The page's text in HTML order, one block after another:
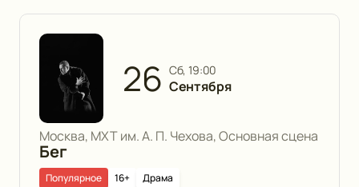
26 сб, 19:00
Сентября
Москва, МХТ им. А. П. Чехова, Основная сцена
Бег
16+ Драма
Популярное